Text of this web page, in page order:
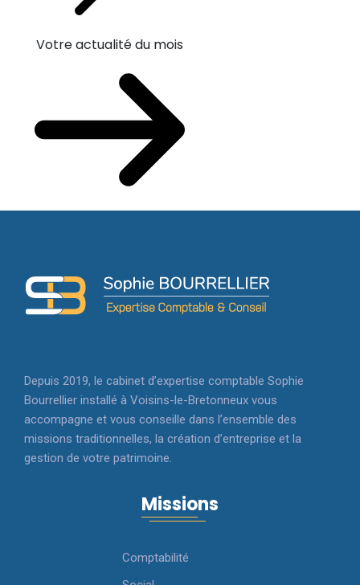
Votre actualité du mois
Depuis 2019, le cabinet d’expertise comptable Sophie
Bourrellier installé à Voisins-le-Bretonneux vous
accompagne et vous conseille dans l’ensemble des
missions traditionnelles, la création d’entreprise et la
gestion de votre patrimoine.
Missions
Comptabilité